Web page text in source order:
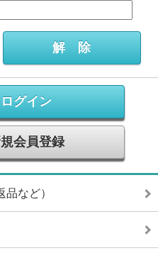
グイン
会員登録
など）